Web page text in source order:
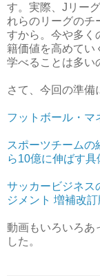
す。実際、Jリー
れらのリーグのチ
すから。今や多く
籍価値を高めてい
学べることは多い
さて、今回の準備
フットボール・マ
スポーツチーム
ら10億に伸ばす具
サッカービジネス
ジメント 増補改訂
動画もいろいろあ
した。